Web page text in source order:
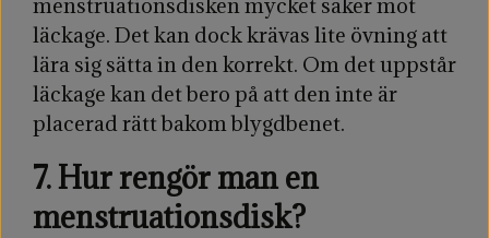
menstruationsdisken mycket säker mot
läckage. Det kan dock krävas lite övning att
lära sig sätta in den korrekt. Om det uppstår
läckage kan det bero på att den inte är
placerad rätt bakom blygdbenet.
7. Hur rengör man en
menstruationsdisk?